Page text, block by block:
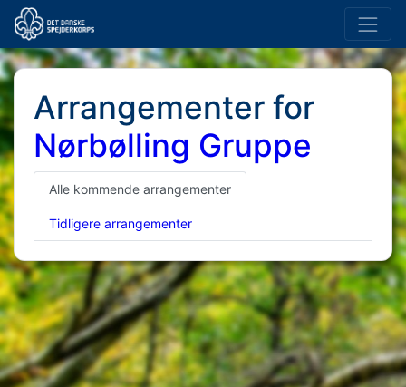
Arrangementer for
Nørbølling Gruppe
Alle kommende arrangementer
Tidligere arrangementer